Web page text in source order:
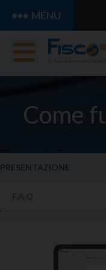
MENU
Come
PRESENTAZIONE